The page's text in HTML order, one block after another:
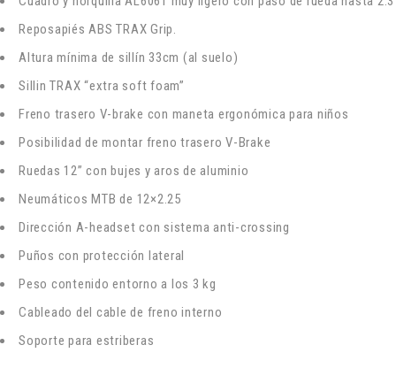
Reposapiés ABS TRAX Grip.
Altura mínima de sillín 33cm (al suelo)
Sillin TRAX “extra soft foam”
Freno trasero V-brake con maneta ergonómica para niños
Posibilidad de montar freno trasero V-Brake
Ruedas 12” con bujes y aros de aluminio
Neumáticos MTB de 12×2.25
Dirección A-headset con sistema anti-crossing
Puños con protección lateral
Peso contenido entorno a los 3 kg
Cableado del cable de freno interno
Soporte para estriberas